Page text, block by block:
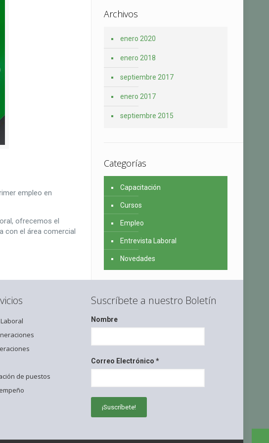
empleo en
ofrecemos el
con el área comercial
Archivos
enero 2020
enero 2018
septiembre 2017
enero 2017
septiembre 2015
Categorías
Capacitación
Cursos
Empleo
Entrevista Laboral
Novedades
de puestos
Suscríbete a nuestro Boletín
Nombre
Correo Electrónico *